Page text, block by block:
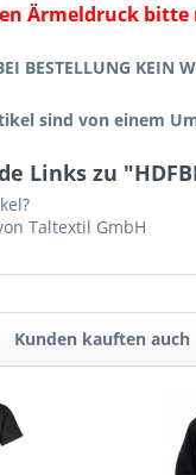
Ärmeldruck
BESTELLUNG KEIN
sind von einem
Links zu
Taltextil GmbH
Kunden kauften auch